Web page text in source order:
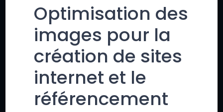
Optimisation des
images pour la
création de sites
internet et le
référencement